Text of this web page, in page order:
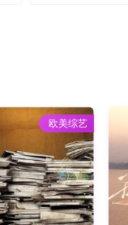
欧美综艺